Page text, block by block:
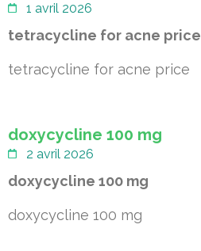
1 avril 2026
tetracycline for acne price
tetracycline for acne price
doxycycline 100 mg
2 avril 2026
doxycycline 100 mg
doxycycline 100 mg